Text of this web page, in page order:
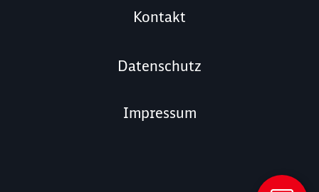
Kontakt
Datenschutz
Impressum